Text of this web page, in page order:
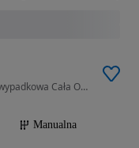
1398 cm3 • 100 KM • 2012r 1.4b 101KM Bezwypadkowa Cała Oryginalna z Niemiec
Manualna